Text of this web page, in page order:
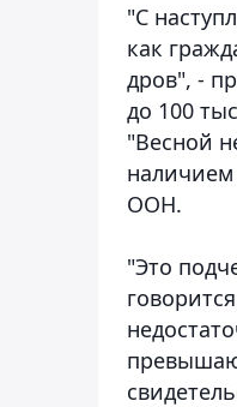
"С
как
дров", -
до 100
"Весной
наличием
ООН.
"Это